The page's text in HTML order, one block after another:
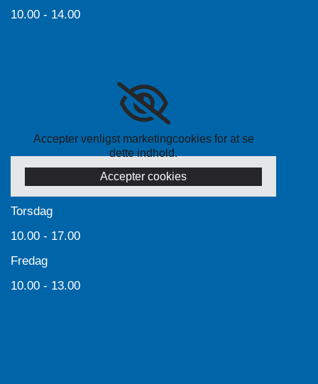
10.00 - 14.00
Accepter venligst marketingcookies for at se
dette indhold.
Accepter cookies
Torsdag
10.00 - 17.00
Fredag
10.00 - 13.00